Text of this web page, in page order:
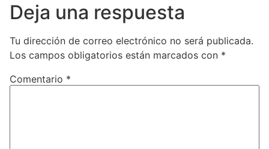
Deja una respuesta
Tu dirección de correo electrónico no será publicada.
Los campos obligatorios están marcados con *
Comentario *